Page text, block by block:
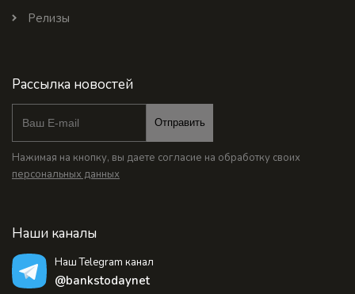
Релизы
Рассылка новостей
Отправить
Нажимая на кнопку, вы даете согласие на обработку своих
персональных данных
Наши каналы
Наш Telegram канал
@bankstodaynet